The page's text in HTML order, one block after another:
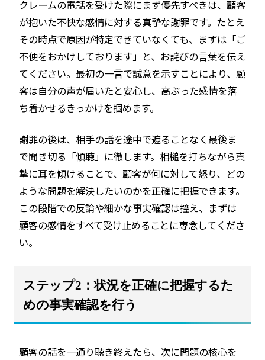
クレームの電話を受けた際にまず優先すべきは、顧客
が抱いた不快な感情に対する真摯な謝罪です。たとえ
その時点で原因が特定できていなくても、まずは「ご
不便をおかけしております」と、お詫びの言葉を伝え
てください。最初の一言で誠意を示すことにより、顧
客は自分の声が届いたと安心し、高ぶった感情を落
ち着かせるきっかけを掴めます。
謝罪の後は、相手の話を途中で遮ることなく最後ま
で聞き切る「傾聴」に徹します。相槌を打ちながら真
摯に耳を傾けることで、顧客が何に対して怒り、どの
ような問題を解決したいのかを正確に把握できます。
この段階での反論や細かな事実確認は控え、まずは
顧客の感情をすべて受け止めることに専念してくださ
い。
ステップ2：状況を正確に把握するた
めの事実確認を行う
顧客の話を一通り聴き終えたら、次に問題の核心を